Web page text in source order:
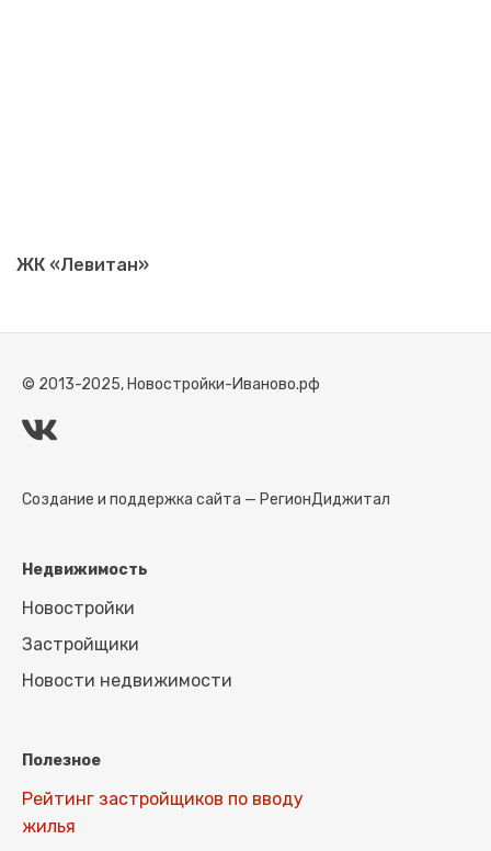
ЖК «Левитан»
© 2013-2025, Новостройки-Иваново.рф
Создание и поддержка сайта — РегионДиджитал
Недвижимость
Новостройки
Застройщики
Новости недвижимости
Полезное
Рейтинг застройщиков по вводу
жилья